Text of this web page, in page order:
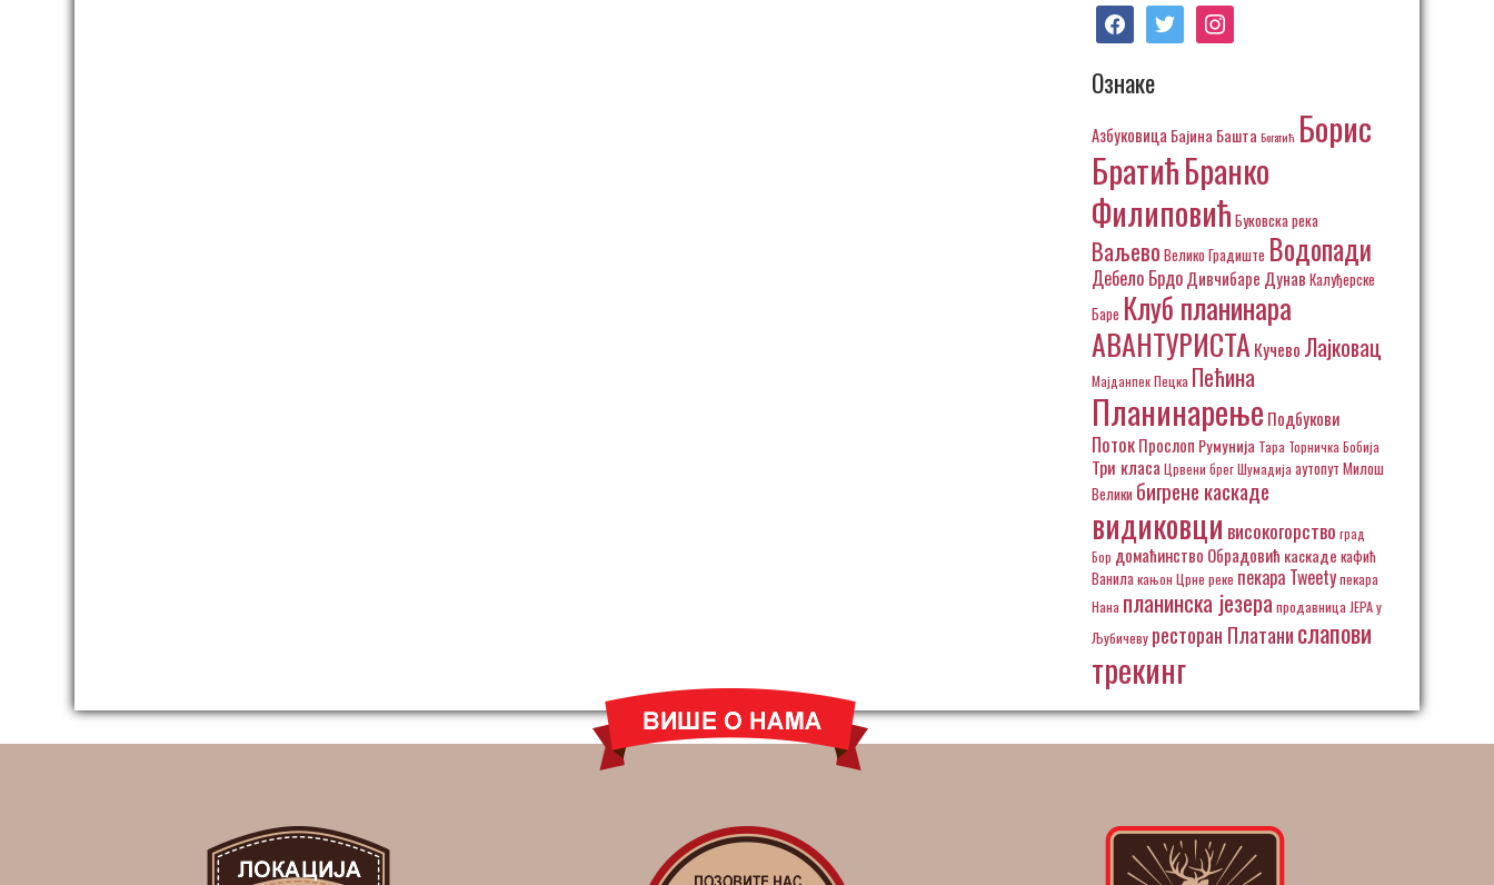
facebooktwitter instagram
Ознаке
Азбуковица Бајина Башта Богатић Борис
БратићБранко
Филиповић Буковска река
Ваљево Велико Градиште Водопади
Дебело БрдоДивчибаре Дунав Калуђерске
Баре Клуб планинара
АВАНТУРИСТА Кучево Лајковац
МајданпекПецка Пећина
Планинарење Подбукови
ПотокПрослоп Румунија Тара Торничка Бобија
Три класа Црвени брегШумадија аутопут Милош
Велики бигрене каскаде
видиковци високогорство град
Бор домаћинство Обрадовић каскаде кафић
Ванила кањон Црне реке пекара Tweetyпекара
Нана планинска језера продавница ЈЕРА у
Љубичеву ресторан Платанислапови
трекинг